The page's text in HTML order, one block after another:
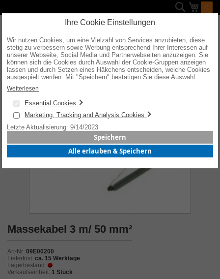
Mein
0
Suche
Zum
Ende
der
Bildergalerie
springen
Zum
Anfang
springen
Massekabel 3 m/ 50 mm²
Art-Nr 09E00200
Lieferfrist ca. 15 Werktage
Lagerbestand
Verkaufseinheit 1 Stück
Ihre Cookie Einstellungen
Wir nutzen Cookies, um eine Vielzahl von Services anzubieten, diese
stetig zu verbessern sowie Werbung entsprechend Ihrer Interessen auf
unserer Webseite, Social Media und Partnerwebseiten anzuzeigen. Sie
können sich die Cookies durch Auswahl der Cookie-Gruppen anzeigen
lassen und durch Setzen eines Häkchens entscheiden, welche Cookies
ausgespielt werden. Mit "Speichern" bestätigen Sie diese Auswahl.
Wenn Sie "alle erlauben & speichern" wählen, willigen Sie in die
Verwendung aller Cookies ein. Weitere Informationen erhalten Sie nach
Ihrer Bestätigung in unserer Datenschutzerklärung.
Weiterlesen
Essential Cookies
Marketing, Tracking and Analysis Cookies
Letzte Aktualisierung: 9/14/2023
Speichern
Alle erlauben & Speichern